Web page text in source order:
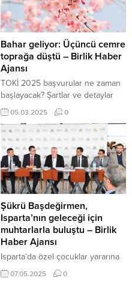
İmparator Fatih Terim’in iki stoperi
santrafor oynatması maça
damgasını vurdu.
Bahar geliyor: Üçüncü cemre
toprağa düştü – Birlik Haber
Ajansı
TOKİ 2025 başvurular ne zaman
başlayacak? Şartlar ve detaylar
ANKARA-BHA Baharın gelişini
simgeleyen cemre olayı, Mart
ayının ilk haftasında tamamlanarak
doğanın uyanışına işaret etti. İlki
20 Şubat’ta havaya, ikincisi 27
Şubat’ta suya düşen cemrelerin
sonuncusu ise bugün toprağa
düştü. Böylece cemrelerin üç
aşamalı düşüş süreci sona erdi
ve doğanın canlanması...
05.03.2025 0
Şükrü Başdeğirmen,
Isparta’nın geleceği için
muhtarlarla buluştu – Birlik
Haber Ajansı
Isparta’da özel çocuklar yararına
kermes ISPARTA-BHA Isparta
Belediye Başkanı Şükrü
07.05.2025 0